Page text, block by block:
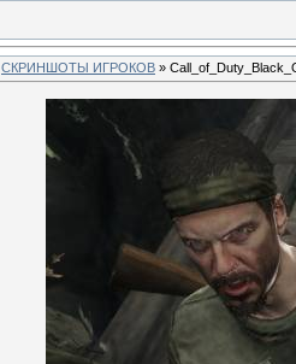
СКРИНШОТЫ ИГРОКОВ »